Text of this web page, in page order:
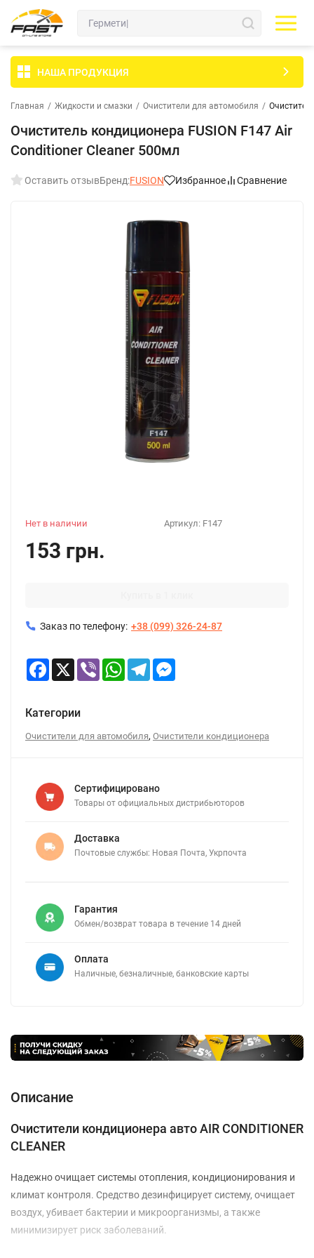
НАША ПРОДУКЦИЯ
Главная / Жидкости и смазки / Очистители для автомобиля /
Очиститель кондиционера FUSION F147 Air
Conditioner Cleaner 500мл
Оставить отзывБренд:FUSION Избранное Сравнение
Артикул: F147
Нет в наличии
153 грн.
Заказ по телефону: +38 (099) 326-24-87
Facebook
X Viber WhatsApp
Telegram
Категории
Очистители для автомобиля, Очистители кондиционера
Сертифицировано
Товары от официальных дистрибьюторов
Доставка
Почтовые службы: Новая Почта, Укрпочта
Гарантия
Обмен/возврат товара в течение 14 дней
Оплата
Наличные, безналичные, банковские карты
Описание
Очистители кондиционера авто AIR CONDITIONER
CLEANER
Надежно очищает системы отопления, кондиционирования и
климат контроля. Средство дезинфицирует систему, очищает
воздух, убивает бактерии и микроорганизмы, а также
минимизирует риск заболеваний.